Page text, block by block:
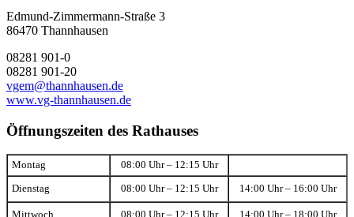
Edmund-Zimmermann-Straße 3
86470 Thannhausen
08281 901-0
08281 901-20
vgem@thannhausen.de
www.vg-thannhausen.de
Öffnungszeiten des Rathauses
Montag 08:00 Uhr – 12:15 Uhr
Dienstag 08:00 Uhr – 12:15 Uhr 14:00 Uhr – 16:00 Uhr